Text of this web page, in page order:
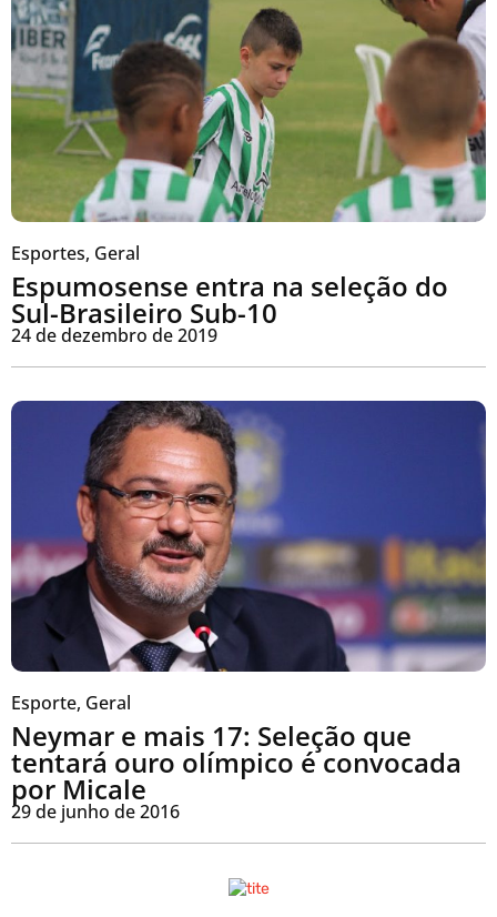
Esportes, Geral
Espumosense entra na seleção do
Sul-Brasileiro Sub-10
24 de dezembro de 2019
Esporte, Geral
Neymar e mais 17: Seleção que
tentará ouro olímpico é convocada
por Micale
29 de junho de 2016